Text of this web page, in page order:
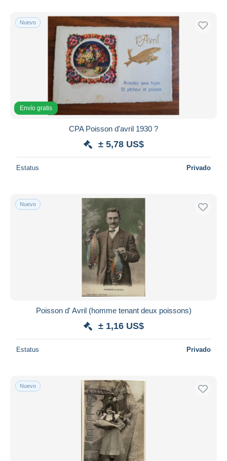
Sólo con descuento
Envío gratis
Métodos de pago
PayPal
Transferencia bancaria
Visa
Mastercard
Bancontact
iDeal
Deseleccionar todo
Aplicar
Nuevo
Envío gratis
CPA Poisson d'avril 1930 ?
± 5,78 US$
Estatus Privado
Nuevo
Poisson d' Avril (homme tenant deux poissons)
± 1,16 US$
Estatus Privado
Nuevo